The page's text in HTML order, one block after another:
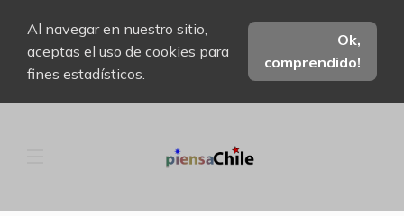
Al navegar en nuestro sitio,
aceptas el uso de cookies para
fines estadísticos.
Ok,
comprendido!